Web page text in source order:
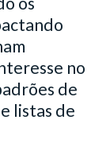
no
de
listas de